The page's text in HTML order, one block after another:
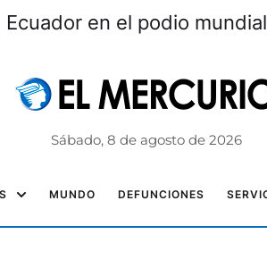
en el podio mundial
Sábado, 8 de agosto de 2026
MUNDO DEFUNCIONES